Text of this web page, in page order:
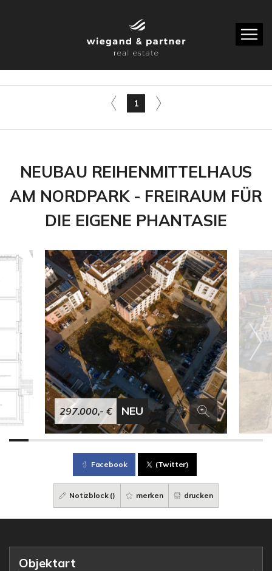
1
NEUBAU REIHENMITTELHAUS
AM NORDPARK - FREIRAUM FÜR
DIE EIGENE PHANTASIE
297.000,- € NEU
Facebook (Twitter)
Notizblock () merken drucken
Objektart